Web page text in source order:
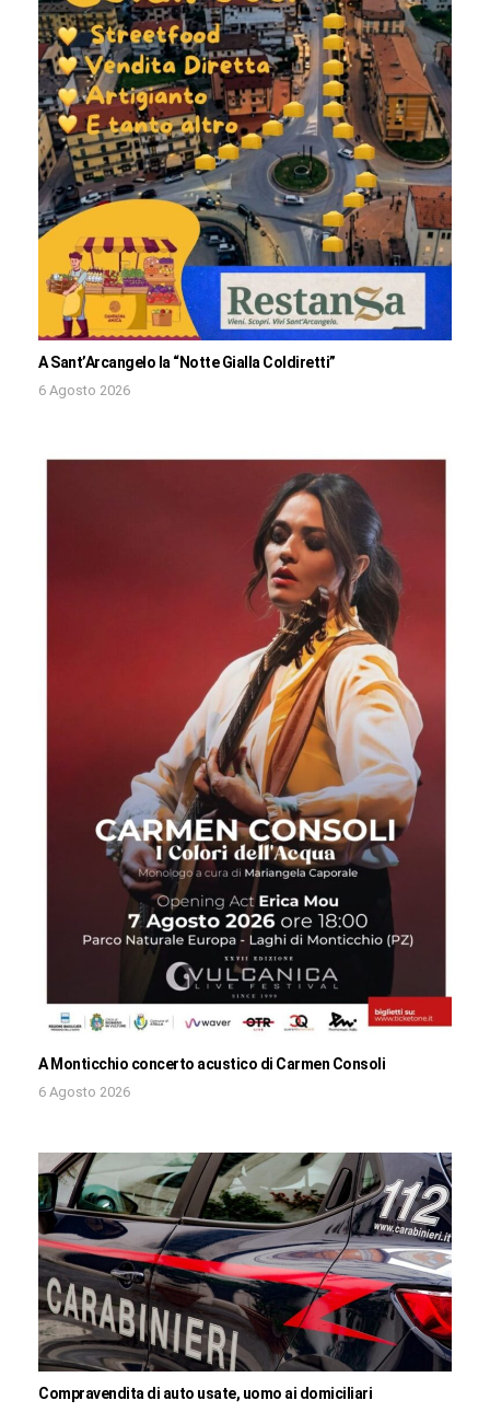
A Sant’Arcangelo la “Notte Gialla Coldiretti”
6 Agosto 2026
A Monticchio concerto acustico di Carmen Consoli
6 Agosto 2026
Compravendita di auto usate, uomo ai domiciliari